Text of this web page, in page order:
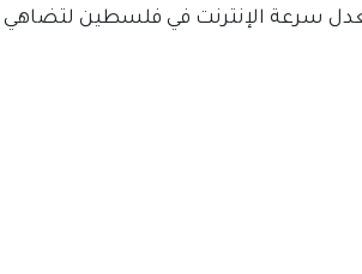
سرعة الإنترنت في فلسطين لتضاهي